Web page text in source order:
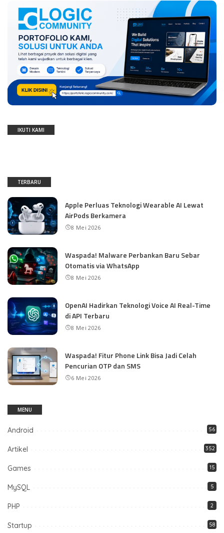
IKUTI KAMI
TERBARU
Apple Perluas Teknologi Wearable AI Lewat
AirPods Berkamera
8 Mei 2026
Waspada! Malware Perbankan Baru Sebar
Otomatis via WhatsApp
8 Mei 2026
OpenAI Hadirkan Teknologi Voice AI Real-Time
di API Terbaru
8 Mei 2026
Waspada! Fitur Phone Link Bisa Jadi Celah
Pencurian OTP dan SMS
6 Mei 2026
MENU
Android 56
Artikel 352
Games 15
MySQL 5
PHP 2
Startup 58